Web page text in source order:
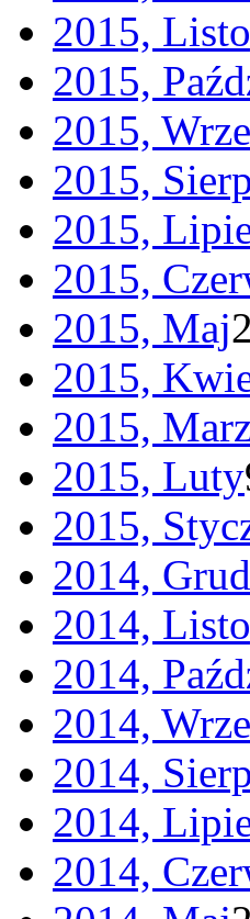
2015,
2015,
2015,
2015,
2015,
2015,
2015, Maj
2015,
2015,
2015, Luty
2015,
2014,
2014,
2014,
2014,
2014,
2014,
2014,